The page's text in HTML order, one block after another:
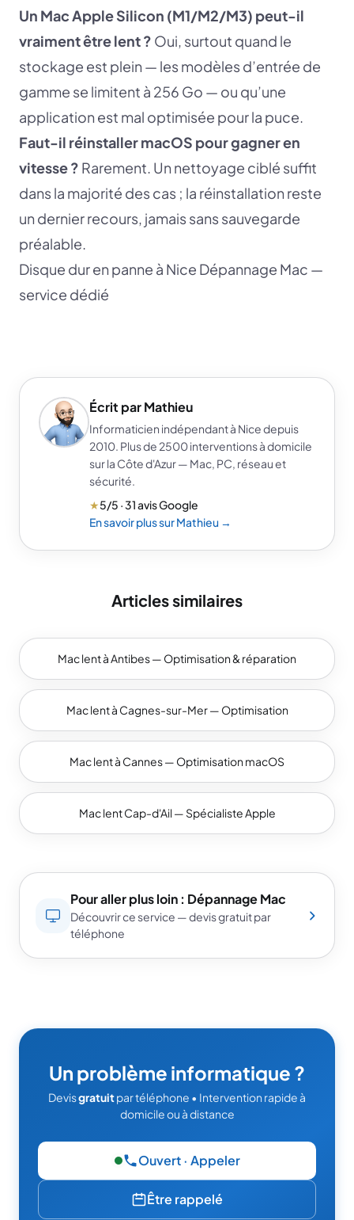
Un Mac Apple Silicon (M1/M2/M3) peut-il
vraiment être lent ? Oui, surtout quand le
stockage est plein — les modèles d’entrée de
gamme se limitent à 256 Go — ou qu’une
application est mal optimisée pour la puce.
Faut-il réinstaller macOS pour gagner en
vitesse ? Rarement. Un nettoyage ciblé suffit
dans la majorité des cas ; la réinstallation reste
un dernier recours, jamais sans sauvegarde
préalable.
Disque dur en panne à Nice Dépannage Mac —
service dédié
Écrit par Mathieu
Informaticien indépendant à Nice depuis
2010. Plus de 2500 interventions à domicile
sur la Côte d'Azur — Mac, PC, réseau et
sécurité.
★5/5 · 31 avis Google
En savoir plus sur Mathieu →
Articles similaires
Mac lent à Antibes — Optimisation & réparation
Mac lent à Cagnes-sur-Mer — Optimisation
Mac lent à Cannes — Optimisation macOS
Mac lent Cap-d'Ail — Spécialiste Apple
Pour aller plus loin : Dépannage Mac
Découvrir ce service — devis gratuit par
téléphone
Un problème informatique ?
Devisgratuitpar téléphone • Intervention rapide à
domicile ou à distance
Ouvert · Appeler— 06 49 95 52 86
Être rappelé